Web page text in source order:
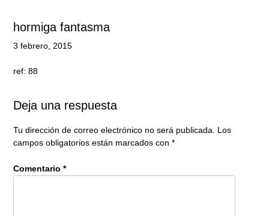
hormiga fantasma
3 febrero, 2015
ref: 88
Deja una respuesta
Tu dirección de correo electrónico no será publicada.
Los
campos obligatorios están marcados con *
Comentario *